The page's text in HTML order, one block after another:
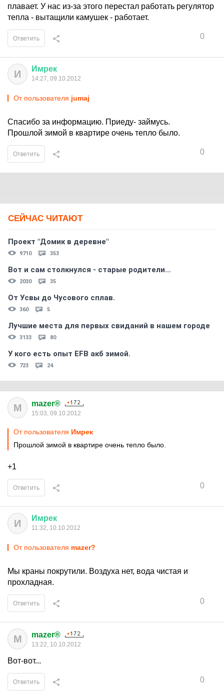
плавает. У нас из-за этого перестал работать регулятор
тепла - вытащили камушек - работает.
0
Ответить
И Имрек
14:27, 09.10.2012
От пользователя jumaj
Спасибо за информацию. Приеду- займусь.
Прошлой зимой в квартире очень тепло было.
0
Ответить
СЕЙЧАС ЧИТАЮТ
Проект "Домик в деревне"
9710 353
Вот и сам столкнулся - старые родители...
2030 35
От Усвы до Чусового сплав.
360 5
Лучшие места для первых свиданий в нашем городе
3133 80
У кого есть опыт EFB акб зимой.
723 24
M mazer®
15:03, 09.10.2012
От пользователя Имрек
Прошлой зимой в квартире очень тепло было.
+1
0
Ответить
И Имрек
11:32, 10.10.2012
От пользователя mazer?
Мы краны покрутили. Воздуха нет, вода чистая и
прохладная.
0
Ответить
M mazer®
13:22, 10.10.2012
Вот-вот...
0
Ответить